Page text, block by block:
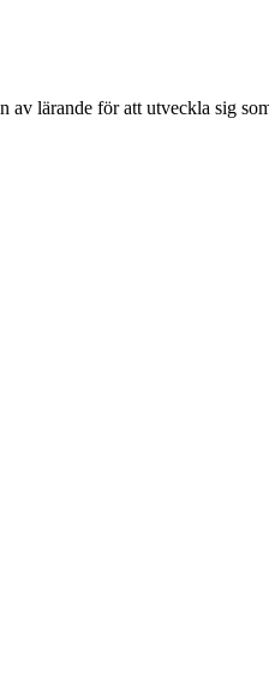
lärande för att utveckla sig